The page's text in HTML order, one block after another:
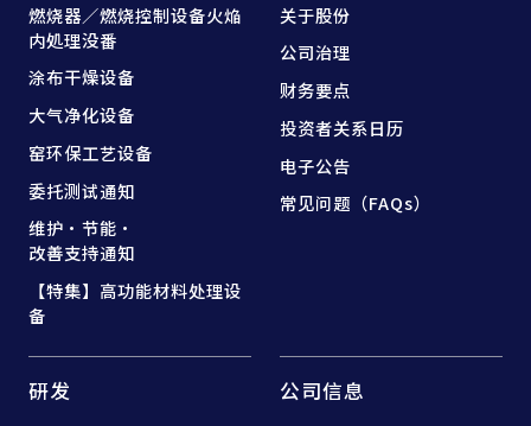
燃烧器／燃烧控制设备火焔
内処理没番
涂布干燥设备
大气净化设备
窑环保工艺设备
委托测试通知
维护·节能·
改善支持通知
【特集】高功能材料处理设
备
关于股份
公司治理
财务要点
投资者关系日历
电子公告
常见问题（FAQs）
研发 公司信息